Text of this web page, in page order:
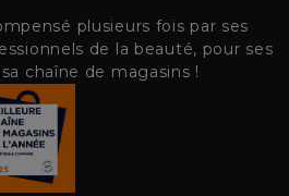
plusieurs fois par ses
de la beauté, pour ses
chaîne de magasins !